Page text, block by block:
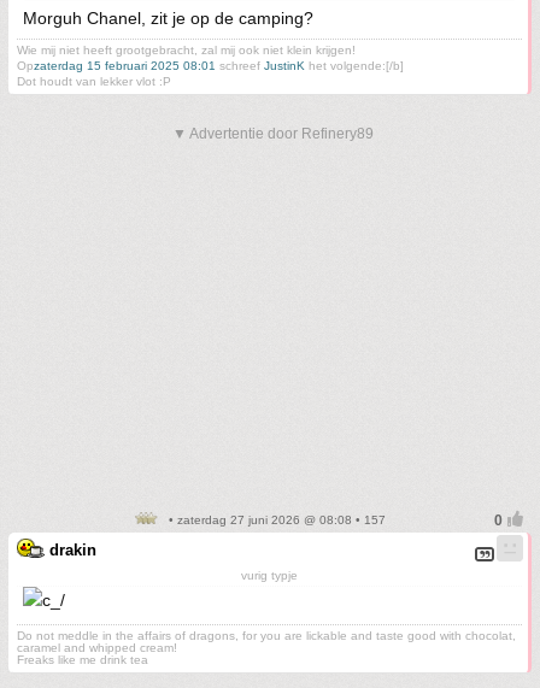
Morguh Chanel, zit je op de camping?
Wie mij niet heeft grootgebracht, zal mij ook niet klein krijgen!
Opzaterdag 15 februari 2025 08:01 schreef JustinK het volgende:[/b]
Dot houdt van lekker vlot :P
▼ Advertentie door Refinery89
• zaterdag 27 juni 2026 @ 08:08 • 157
drakin
vurig typje
Do not meddle in the affairs of dragons, for you are lickable and taste good with chocolat,
caramel and whipped cream!
Freaks like me drink tea